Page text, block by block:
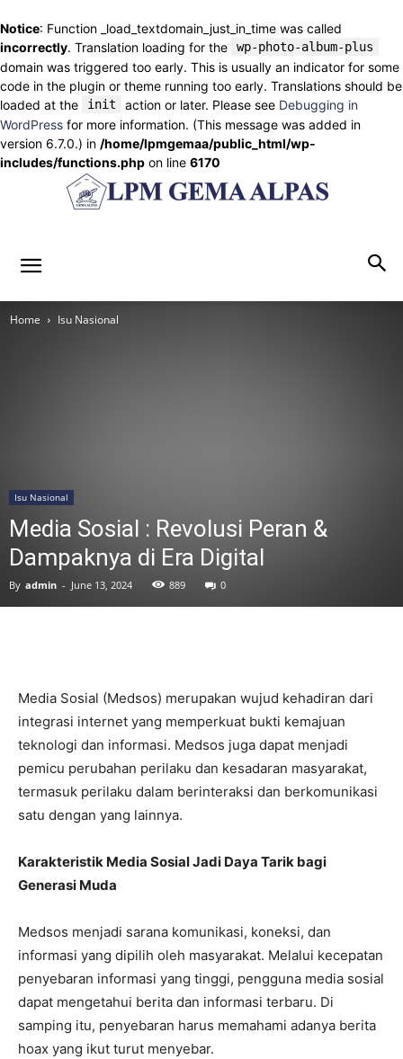
Notice: Function _load_textdomain_just_in_time was called
incorrectly. Translation loading for the wp-photo-album-plus
domain was triggered too early. This is usually an indicator for some
code in the plugin or theme running too early. Translations should be
loaded at the
init action or later. Please see Debugging in
WordPress for more information. (This message was added in
version 6.7.0.) in /home/lpmgemaa/public_html/wp-
includes/functions.php on line 6170
Home Isu Nasional
Isu Nasional
Media Sosial : Revolusi Peran &
Dampaknya di Era Digital
By admin - June 13, 2024 889 0
Media Sosial (Medsos) merupakan wujud kehadiran dari
integrasi internet yang memperkuat bukti kemajuan
teknologi dan informasi. Medsos juga dapat menjadi
pemicu perubahan perilaku dan kesadaran masyarakat,
termasuk perilaku dalam berinteraksi dan berkomunikasi
satu dengan yang lainnya.
Karakteristik Media Sosial Jadi Daya Tarik bagi
Generasi Muda
Medsos menjadi sarana komunikasi, koneksi, dan
informasi yang dipilih oleh masyarakat. Melalui kecepatan
penyebaran informasi yang tinggi, pengguna media sosial
dapat mengetahui berita dan informasi terbaru. Di
samping itu, penyebaran harus memahami adanya berita
hoax yang ikut turut menyebar.